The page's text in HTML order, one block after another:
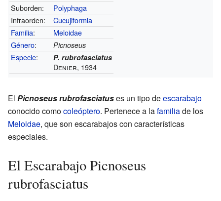
Suborden:
Polyphaga
Infraorden:
Cucujiformia
Familia:
Meloidae
Género: Picnoseus
Especie: P. rubrofasciatus
Denier, 1934
El Picnoseus rubrofasciatuses un tipo deescarabajo
conocido comocoleóptero. Pertenece a lafamiliade los
Meloidae, que son escarabajos con características
especiales.
El Escarabajo Picnoseus
rubrofasciatus